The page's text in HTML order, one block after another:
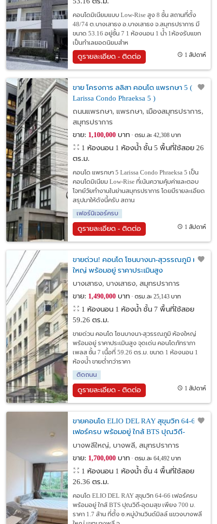
คอนโดมิเนียมแบบ Low-Rise สูง 8 ชั้น สถานที่ตั้ง
48/74 ต.บางเสาธง อ.บางเสาธง จ.สมุทรปราการ มี
ขนาด 53.16 อยู่ชั้น 7 1 ห้องนอน 1 น้ำ 1ห้องรับแขก
เป็นทำเลยอดนิยมสำห
ดูรายละเอียด - ติดต่อ 1 สัปดาห์
ขาย โครงการ ลลิสา คอนโด แพรกษา 5 (
Larissa Condo Phraeksa 5 )
ถนนแพรกษา, แพรกษา, เมืองสมุทรปราการ,
สมุทรปราการ
ขาย: 1,100,000บาท ตรม.ละ 42,308 บาท
1 ห้องนอน 1 ห้องน้ำ ชั้น 5 พื้นที่ใช้สอย 26
ตร.ม.
คอนโด แพรกษา 5 Larissa Condo Phraeksa 5 เป็น
คอนโดมิเนียม Low-Rise ที่เน้นความคุ้มค่าและตอบ
โจทย์วัยทำงานในย่านสมุทรปราการ โดยมีรายละเอียด
สรุปมาให้ดังนี้ครับ สถาน
เฟอร์นิเจอร์ครบ
ดูรายละเอียด - ติดต่อ 1 สัปดาห์
ขายด่วน! คอนโด โซนบางนา-สุวรรณภูมิ ห้อง
ใหญ่ พร้อมอยู่ ราคาประเมินสูง
บางเสาธง, บางเสาธง, สมุทรปราการ
ขาย: 1,490,000บาท ตรม.ละ 25,143 บาท
1 ห้องนอน 1 ห้องน้ำ ชั้น 7 พื้นที่ใช้สอย
59.26 ตร.ม.
ขายด่วน คอนโด โซนบางนา-สุวรรณภูมิ ห้องใหญ่
พร้อมอยู่ ราคาประเมินสูง จุดเด่น คอนโดภัทราภา
เพลส ชั้น 7 เนื้อที่ 59.26 ตร.ม. ขนาด 1 ห้องนอน 1
ห้องน้ำ ขายต่ำกว่าราคา
ติดถนน
ดูรายละเอียด - ติดต่อ 1 สัปดาห์
ขายคอนโด ELIO DEL RAY สุขุมวิท 64-66 |
เฟอร์ครบ พร้อมอยู่ ใกล้ BTS ปุณวิถี-
อุดมสุข เพียง 700 ม. ราคา 1.7 ล้าน
บางพลีใหญ่, บางพลี, สมุทรปราการ
ขาย: 1,700,000บาท ตรม.ละ 64,492 บาท
1 ห้องนอน 1 ห้องน้ำ ชั้น 4 พื้นที่ใช้สอย
26.36 ตร.ม.
คอนโด ELIO DEL RAY สุขุมวิท 64-66 เฟอร์ครบ
พร้อมอยู่ ใกล้ BTS ปุณวิถี-อุดมสุข เพียง 700 ม.
ราคา 1.7 ล้าน ที่ตั้ง ซ.หมู่บ้านวินด์มิลล์ แขวงบางพลี